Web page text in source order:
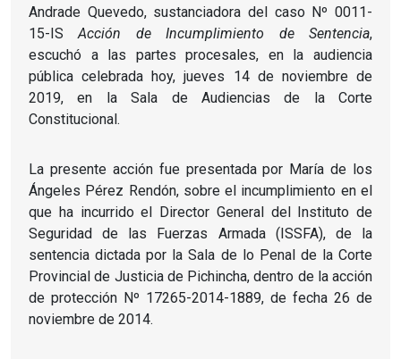
Andrade Quevedo, sustanciadora del caso Nº 0011-
15-ISAcción de Incumplimiento de Sentencia,
escuchó a las partes procesales, en la audiencia
pública celebrada hoy, jueves 14 de noviembre de
2019, en la Sala de Audiencias de la Corte
Constitucional.
La presente acción fue presentada por María de los
Ángeles Pérez Rendón, sobre el incumplimiento en el
que ha incurrido el Director General del Instituto de
Seguridad de las Fuerzas Armada (ISSFA), de la
sentencia dictada por la Sala de lo Penal de la Corte
Provincial de Justicia de Pichincha, dentro de la acción
de protección Nº 17265-2014-1889, de fecha 26 de
noviembre de 2014.